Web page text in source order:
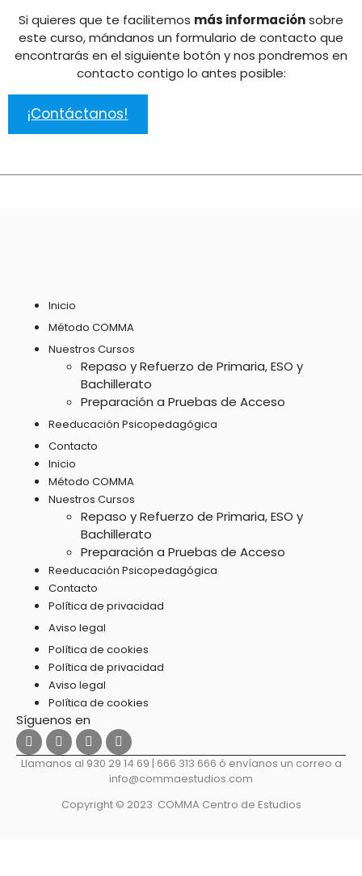
Si quieres que te facilitemos más informaciónsobre
este curso, mándanos un formulario de contacto que
encontrarás en el siguiente botón y nos pondremos en
contacto contigo lo antes posible:
¡Contáctanos!
Inicio
Método COMMA
Nuestros Cursos
Repaso y Refuerzo de Primaria, ESO y
Bachillerato
Preparación a Pruebas de Acceso
Reeducación Psicopedagógica
Contacto
Inicio
Método COMMA
Nuestros Cursos
Repaso y Refuerzo de Primaria, ESO y
Bachillerato
Preparación a Pruebas de Acceso
Reeducación Psicopedagógica
Contacto
Política de privacidad
Aviso legal
Política de cookies
Política de privacidad
Aviso legal
Política de cookies
Llamanos al 930 29 14 69 | 666 313 666 ó envíanos un correo a
info@commaestudios.com
Copyright © 2023 COMMA Centro de Estudios